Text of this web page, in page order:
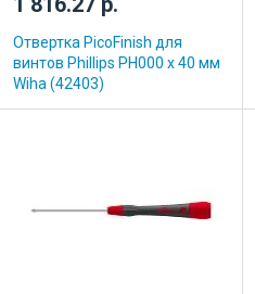
Отвертка PicoFinish для
винтов Phillips PH000 x 40 мм
Wiha (42403)